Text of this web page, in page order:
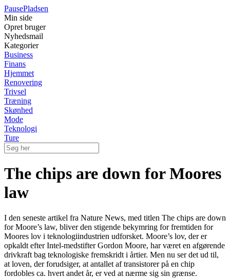
PausePladsen
Min side
Opret bruger
Nyhedsmail
Kategorier
Business
Finans
Hjemmet
Renovering
Trivsel
Træning
Skønhed
Mode
Teknologi
Ture
The chips are down for Moores
law
I den seneste artikel fra Nature News, med titlen The chips are down
for Moore’s law, bliver den stigende bekymring for fremtiden for
Moores lov i teknologiindustrien udforsket. Moore’s lov, der er
opkaldt efter Intel-medstifter Gordon Moore, har været en afgørende
drivkraft bag teknologiske fremskridt i årtier. Men nu ser det ud til,
at loven, der forudsiger, at antallet af transistorer på en chip
fordobles ca. hvert andet år, er ved at nærme sig sin grænse.